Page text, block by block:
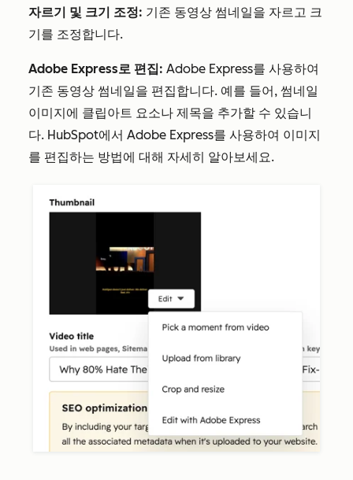
자르기 및 크기 조정: 기존 동영상 썸네일을 자르고 크
기를 조정합니다.
Adobe Express로 편집: Adobe Express를 사용하여
기존 동영상 썸네일을 편집합니다. 예를 들어, 썸네일
이미지에 클립아트 요소나 제목을 추가할 수 있습니
다. HubSpot에서 Adobe Express를 사용하여 이미지
를 편집하는 방법에 대해 자세히 알아보세요.